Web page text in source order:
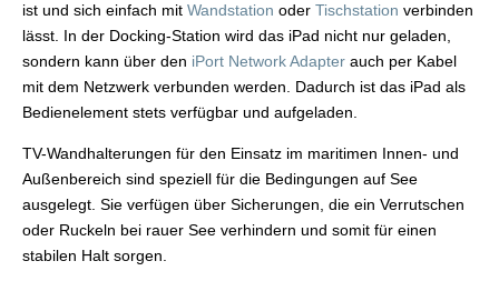
ist und sich einfach mit Wandstation oder Tischstation verbinden
lässt. In der Docking-Station wird das iPad nicht nur geladen,
sondern kann über den iPort Network Adapter auch per Kabel
mit dem Netzwerk verbunden werden. Dadurch ist das iPad als
Bedienelement stets verfügbar und aufgeladen.
TV-Wandhalterungen für den Einsatz im maritimen Innen- und
Außenbereich sind speziell für die Bedingungen auf See
ausgelegt. Sie verfügen über Sicherungen, die ein Verrutschen
oder Ruckeln bei rauer See verhindern und somit für einen
stabilen Halt sorgen.